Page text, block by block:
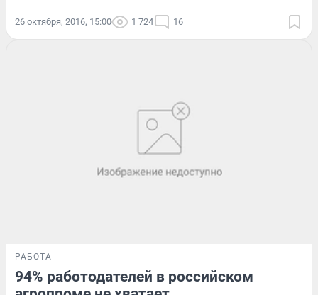
26 октября, 2016, 15:00 1 724 16
РАБОТА
94% работодателей в российском